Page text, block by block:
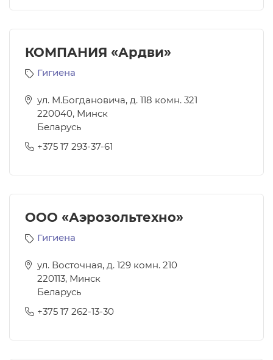
КОМПАНИЯ «Ардви»
Гигиена
ул. М.Богдановича, д. 118 комн. 321
220040, Минск
Беларусь
+375 17 293-37-61
ООО «Аэрозольтехно»
Гигиена
ул. Восточная, д. 129 комн. 210
220113, Минск
Беларусь
+375 17 262-13-30